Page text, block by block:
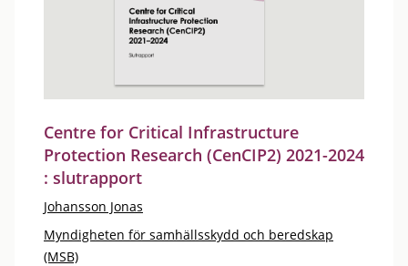
Centre for Critical Infrastructure
Protection Research (CenCIP2) 2021-2024
: slutrapport
Johansson Jonas
Myndigheten för samhällsskydd och beredskap
(MSB)